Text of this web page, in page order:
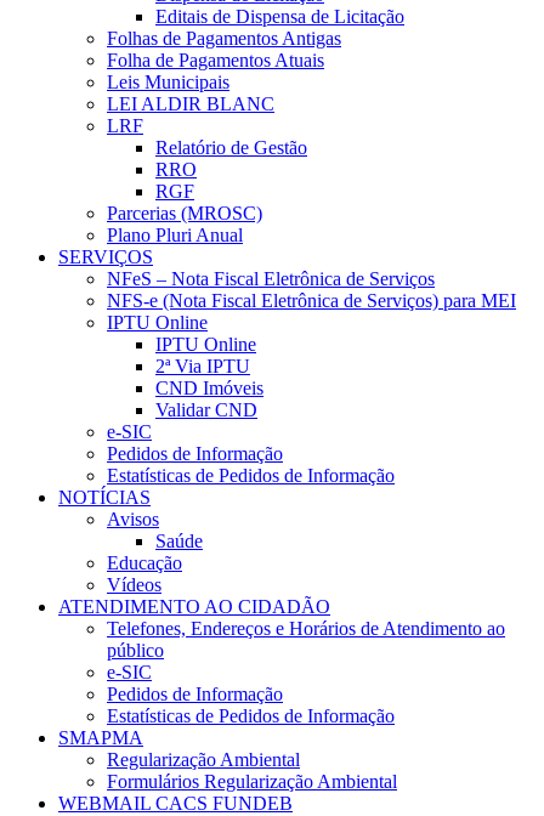
Editais de Dispensa de Licitação
Folhas de Pagamentos Antigas
Folha de Pagamentos Atuais
Leis Municipais
LEI ALDIR BLANC
LRF
Relatório de Gestão
RRO
RGF
Parcerias (MROSC)
Plano Pluri Anual
SERVIÇOS
NFeS – Nota Fiscal Eletrônica de Serviços
NFS-e (Nota Fiscal Eletrônica de Serviços) para MEI
IPTU Online
IPTU Online
2ª Via IPTU
CND Imóveis
Validar CND
e-SIC
Pedidos de Informação
Estatísticas de Pedidos de Informação
NOTÍCIAS
Avisos
Saúde
Educação
Vídeos
ATENDIMENTO AO CIDADÃO
Telefones, Endereços e Horários de Atendimento ao
público
e-SIC
Pedidos de Informação
Estatísticas de Pedidos de Informação
SMAPMA
Regularização Ambiental
Formulários Regularização Ambiental
WEBMAIL CACS FUNDEB